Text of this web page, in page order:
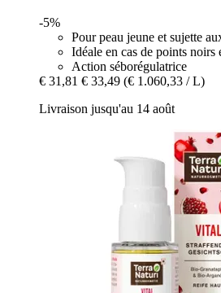
-5%
Pour peau jeune et sujette
Idéale en cas de points noirs
Action séborégulatrice
€ 31,81 € 33,49 (€ 1.060,33 / L)
Livraison jusqu'au 14 août